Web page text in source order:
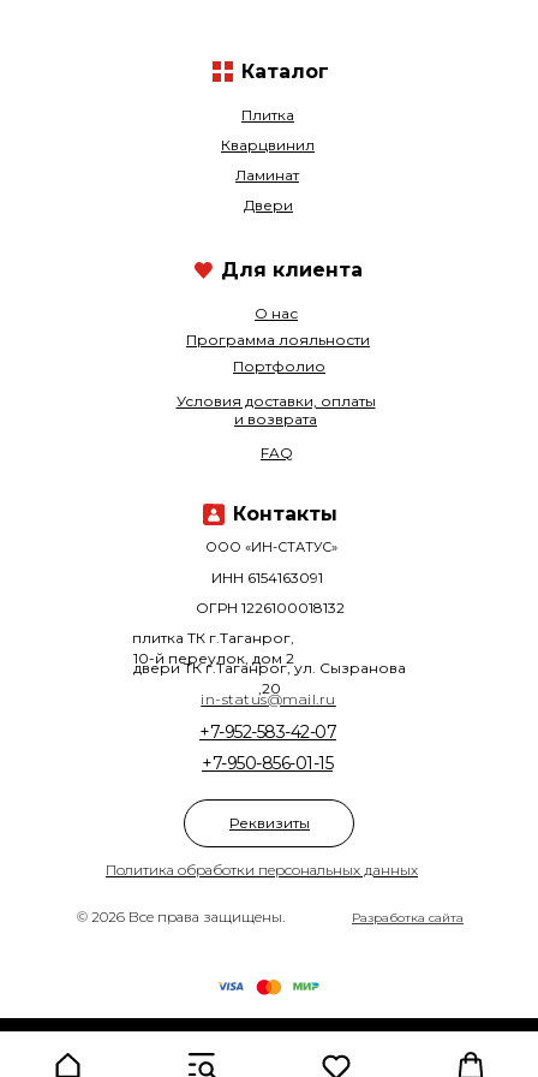
© 2026 Все права защищены.
Политика обработки персональных данных
Плитка
Кварцвинил
+7-950-856-01-15
+7-952-583-42-07
О нас
Ламинат
Программа лояльности
Двери
Портфолио
ООО «ИН-СТАТУС»
плитка ТК г.Таганрог,
10-й переулок, дом 2
двери ТК г.Таганрог, ул. Сызранова
,20
ОГРН 1226100018132
ИНН 6154163091
Разработка сайта
Условия доставки, оплаты
и возврата
FAQ
Каталог
in-status@mail.ru
Контакты
Для клиента
Реквизиты
Made on Tilda